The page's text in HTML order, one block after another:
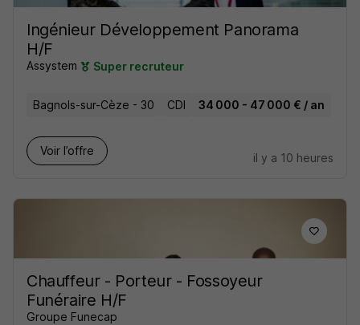
Ingénieur Développement Panorama
H/F
Assystem Super recruteur
Bagnols-sur-Cèze - 30 CDI 34 000 - 47 000 € / an
Voir l’offre
il y a 10 heures
Chauffeur - Porteur - Fossoyeur
Funéraire H/F
Groupe Funecap